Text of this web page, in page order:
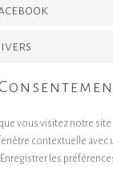
vous visitez notre
contextuelle avec
Enregistrer les